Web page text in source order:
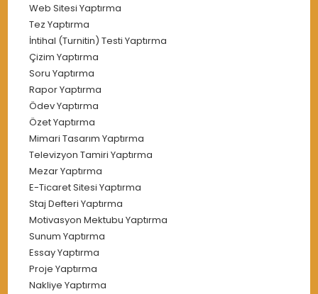
Web Sitesi Yaptırma
Tez Yaptırma
İntihal (Turnitin) Testi Yaptırma
Çizim Yaptırma
Soru Yaptırma
Rapor Yaptırma
Ödev Yaptırma
Özet Yaptırma
Mimari Tasarım Yaptırma
Televizyon Tamiri Yaptırma
Mezar Yaptırma
E-Ticaret Sitesi Yaptırma
Staj Defteri Yaptırma
Motivasyon Mektubu Yaptırma
Sunum Yaptırma
Essay Yaptırma
Proje Yaptırma
Nakliye Yaptırma